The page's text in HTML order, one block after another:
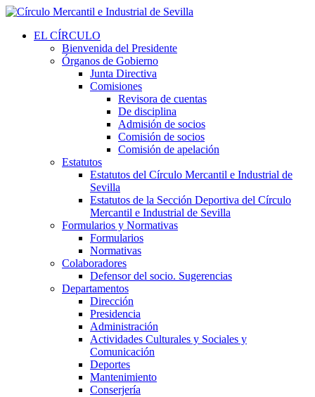
EL CÍRCULO
Bienvenida del Presidente
Órganos de Gobierno
Junta Directiva
Comisiones
Revisora de cuentas
De disciplina
Admisión de socios
Comisión de socios
Comisión de apelación
Estatutos
Estatutos del Círculo Mercantil e Industrial de
Sevilla
Estatutos de la Sección Deportiva del Círculo
Mercantil e Industrial de Sevilla
Formularios y Normativas
Formularios
Normativas
Colaboradores
Defensor del socio. Sugerencias
Departamentos
Dirección
Presidencia
Administración
Actividades Culturales y Sociales y
Comunicación
Deportes
Mantenimiento
Conserjería